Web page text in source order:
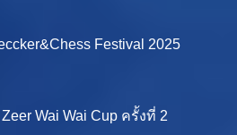
Festival 2025
Wai Wai Cup ครั้งที่ 2